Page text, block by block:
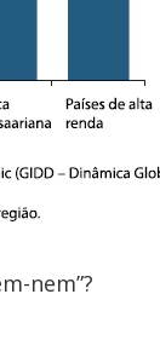
nem”?